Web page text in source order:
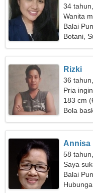
34
Wanita
Balai
Botani,
Rizki
36
Pria
183 cm
Bola
Annisa
58
Saya
Balai